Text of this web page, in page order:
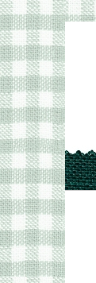
zum
Inhalt